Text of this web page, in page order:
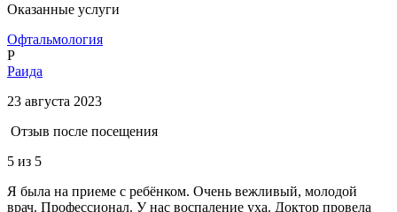
Оказанные услуги
Офтальмология
Р
Раида
23 августа 2023
Отзыв после посещения
5 из 5
Я была на приеме с ребёнком. Очень вежливый, молодой
врач. Профессионал. У нас воспаление уха. Доктор провела